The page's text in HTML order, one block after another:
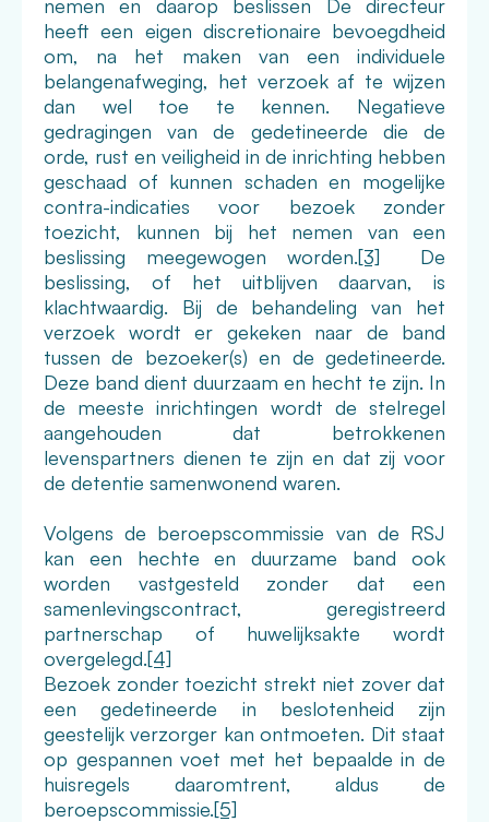
nemen en daarop beslissen De directeur
heeft een eigen discretionaire bevoegdheid
om, na het maken van een individuele
belangenafweging, het verzoek af te wijzen
dan wel toe te kennen. Negatieve
gedragingen van de gedetineerde die de
orde, rust en veiligheid in de inrichting hebben
geschaad of kunnen schaden en mogelijke
contra-indicaties voor bezoek zonder
toezicht, kunnen bij het nemen van een
beslissing meegewogen worden.[3] De
beslissing, of het uitblijven daarvan, is
klachtwaardig. Bij de behandeling van het
verzoek wordt er gekeken naar de band
tussen de bezoeker(s) en de gedetineerde.
Deze band dient duurzaam en hecht te zijn. In
de meeste inrichtingen wordt de stelregel
aangehouden dat betrokkenen
levenspartners dienen te zijn en dat zij voor
de detentie samenwonend waren.
Volgens de beroepscommissie van de RSJ
kan een hechte en duurzame band ook
worden vastgesteld zonder dat een
samenlevingscontract, geregistreerd
partnerschap of huwelijksakte wordt
overgelegd.[4]
Bezoek zonder toezicht strekt niet zover dat
een gedetineerde in beslotenheid zijn
geestelijk verzorger kan ontmoeten. Dit staat
op gespannen voet met het bepaalde in de
huisregels daaromtrent, aldus de
beroepscommissie.[5]